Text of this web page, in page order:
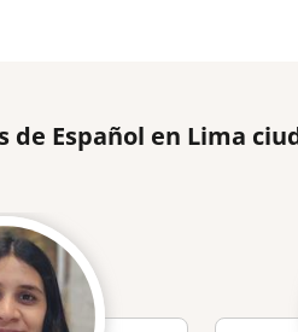
de Español en Lima